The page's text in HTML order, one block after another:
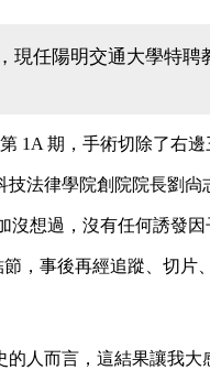
現任陽明交通大學特
1A 期，手術切除了右邊
法律學院創院院長劉
想過，沒有任何誘發
，事後再經追蹤、切片
人而言，這結果讓我大